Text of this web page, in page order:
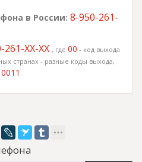
в России: 8-950-261-
XX-XX , где 00 - код выхода
странах - разные коды выхода,
0011 .